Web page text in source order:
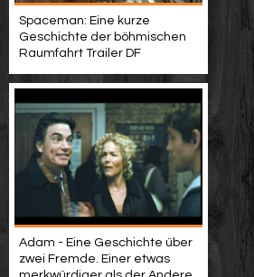
Spaceman: Eine kurze
Geschichte der böhmischen
Raumfahrt Trailer DF
Adam - Eine Geschichte über
zwei Fremde. Einer etwas